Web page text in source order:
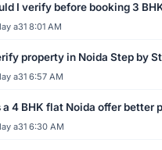
I verify before booking 3
a31 8:01 AM
property in Noida Step by
a31 6:57 AM
a 4 BHK flat Noida offer better
a31 6:30 AM